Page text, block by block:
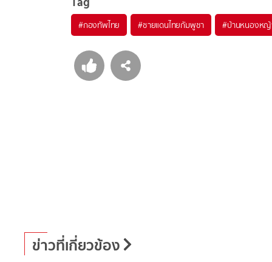
#กองทัพไทย #ชายแดนไทยกัมพูชา #บ้านหนองหญ้
ข่าวที่เกี่ยวข้อง